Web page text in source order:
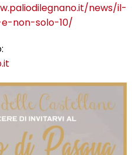
news/il-
non-solo-10/